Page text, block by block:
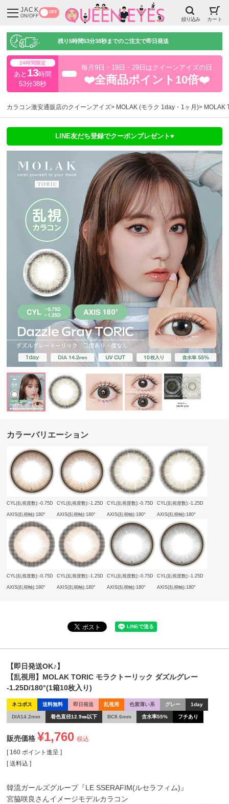
JACK
ON/OFF
OFF
絞り込み カート
残り5時間53分37秒までのご注文で即日発送
24時間限定
あと 13時間
53分37秒
毎月9日・19日・29日はクイーンアイズの日
❤️全商品ポイント10倍❤️
カラコン激安通販店のクイーンアイズ MOLAK (モラク 1day・1ヶ月) MOLAK
LINE友だち登録でクーポンプレゼント♥
カラーバリエーション
CYL(乱視度数):-0.75D
AXIS(乱視軸):180°
CYL(乱視度数):-1.25D
AXIS(乱視軸):180°
CYL(乱視度数):-0.75D
AXIS(乱視軸):180°
CYL(乱視度数):-1.25D
AXIS(乱視軸):180°
CYL(乱視度数):-0.75D
AXIS(乱視軸):180°
CYL(乱視度数):-1.25D
AXIS(乱視軸):180°
CYL(乱視度数):-0.75D
AXIS(乱視軸):180°
CYL(乱視度数):-1.25D
AXIS(乱視軸):180°
【即日発送OK♪】
【乱視用】MOLAK TORIC モラクトーリック ダズルグレー
-1.25D/180°(1箱10枚入り)
ネコポス 送料無料 即日発送 乱視用 色素薄い系 グレー 1day
DIA14.2mm 着色直径12.9㎜以下 BC8.6mm 含水率55% フチあり
販売価格 ¥1,760 税込
[ 160 ポイント進呈 ]
送料込
韓流ガールズグループ『LE SSERAFIM(ルセラフィム)』
宮脇咲良 さんイメージモデルカラコン